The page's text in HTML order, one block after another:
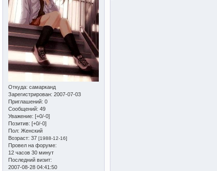
Откуда: самарканд
Зарегистрирован: 2007-07-03
Приглашений: 0
Сообщений: 49
Уважение: [+0/-0]
Позитив: [+0/-0]
Пол: Женский
Возраст: 37 [1988-12-16]
Провел на форуме:
12 часов 30 минут
Последний визит:
2007-08-28 04:41:50